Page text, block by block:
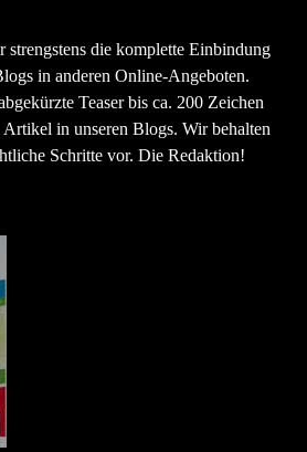
strengstens die komplette Einbindung
in anderen Online-Angeboten.
Teaser bis ca. 200 Zeichen
in unseren Blogs. Wir behalten
Schritte vor. Die Redaktion!